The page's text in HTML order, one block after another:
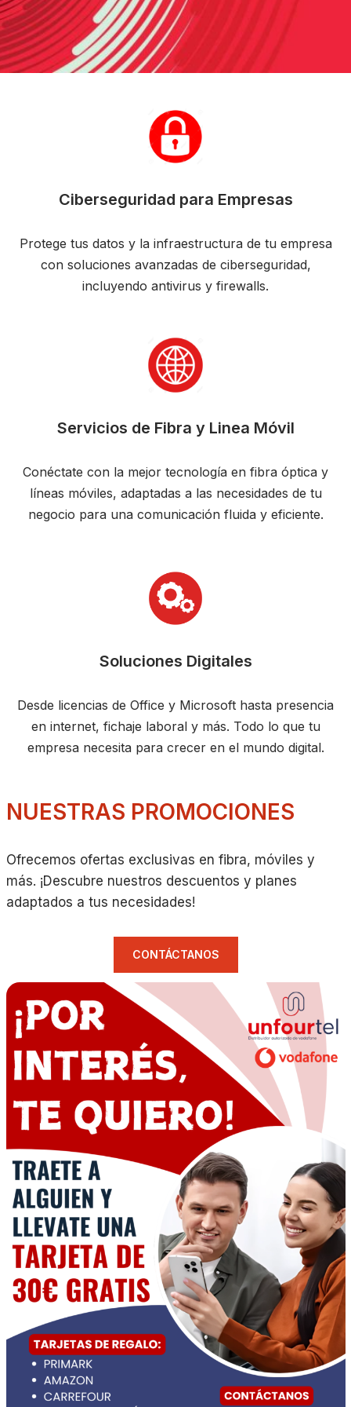
Ciberseguridad para Empresas
Protege tus datos y la infraestructura de tu empresa
con soluciones avanzadas de ciberseguridad,
incluyendo antivirus y firewalls.
Servicios de Fibra y Linea Móvil
Conéctate con la mejor tecnología en fibra óptica y
líneas móviles, adaptadas a las necesidades de tu
negocio para una comunicación fluida y eficiente.
Soluciones Digitales
Desde licencias de Office y Microsoft hasta presencia
en internet, fichaje laboral y más. Todo lo que tu
empresa necesita para crecer en el mundo digital.
NUESTRAS PROMOCIONES
Ofrecemos ofertas exclusivas en fibra, móviles y
más. ¡Descubre nuestros descuentos y planes
adaptados a tus necesidades!
CONTÁCTANOS